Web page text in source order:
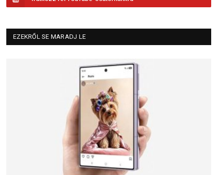
EZEKRŐL SE MARADJ LE